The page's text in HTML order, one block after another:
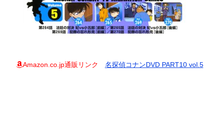
Amazon.co.jp通販リンク 名探偵コナンDVD PART10 vol.5